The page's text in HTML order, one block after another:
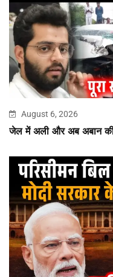
August 6, 2026
जेल में अली और अब अबान की